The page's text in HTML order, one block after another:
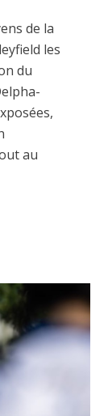
de la
les
du
au